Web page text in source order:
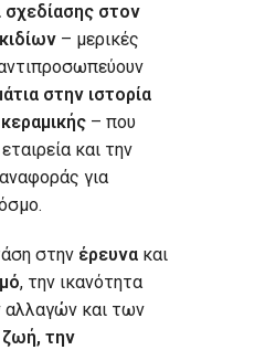
σχεδίασης στον
– μερικές
στην ιστορία
– που
και την
για
στην έρευνακαι
, την ικανότητα
και των
την